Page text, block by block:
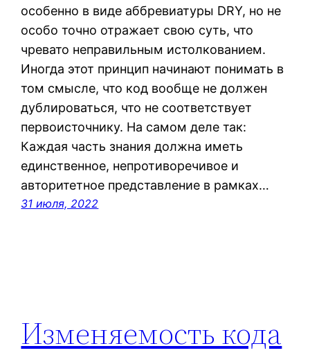
особенно в виде аббревиатуры DRY, но не
особо точно отражает свою суть, что
чревато неправильным истолкованием.
Иногда этот принцип начинают понимать в
том смысле, что код вообще не должен
дублироваться, что не соответствует
первоисточнику. На самом деле так:
Каждая часть знания должна иметь
единственное, непротиворечивое и
авторитетное представление в рамках…
31 июля, 2022
Изменяемость кода